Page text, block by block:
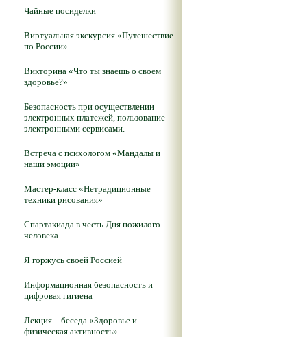
Чайные посиделки
Виртуальная экскурсия «Путешествие
по России»
Викторина «Что ты знаешь о своем
здоровье?»
Безопасность при осуществлении
электронных платежей, пользование
электронными сервисами.
Встреча с психологом «Мандалы и
наши эмоции»
Мастер-класс «Нетрадиционные
техники рисования»
Спартакиада в честь Дня пожилого
человека
Я горжусь своей Россией
Информационная безопасность и
цифровая гигиена
Лекция – беседа «Здоровье и
физическая активность»